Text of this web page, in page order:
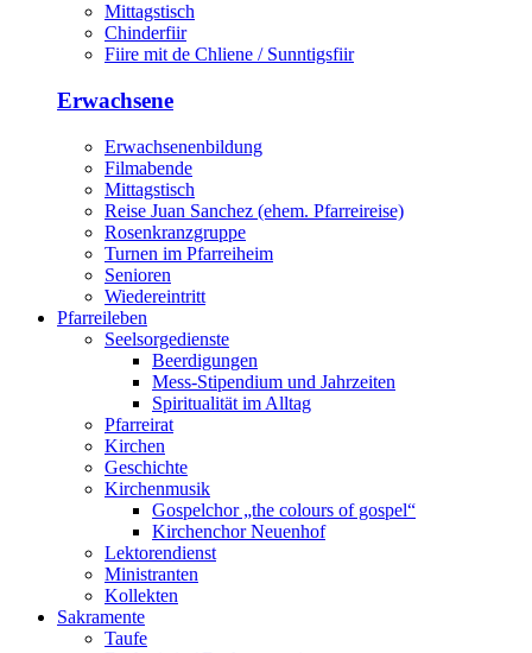
Mittagstisch
Chinderfiir
Fiire mit de Chliene / Sunntigsfiir
Erwachsene
Erwachsenenbildung
Filmabende
Mittagstisch
Reise Juan Sanchez (ehem. Pfarreireise)
Rosenkranzgruppe
Turnen im Pfarreiheim
Senioren
Wiedereintritt
Pfarreileben
Seelsorgedienste
Beerdigungen
Mess-Stipendium und Jahrzeiten
Spiritualität im Alltag
Pfarreirat
Kirchen
Geschichte
Kirchenmusik
Gospelchor „the colours of gospel“
Kirchenchor Neuenhof
Lektorendienst
Ministranten
Kollekten
Sakramente
Taufe